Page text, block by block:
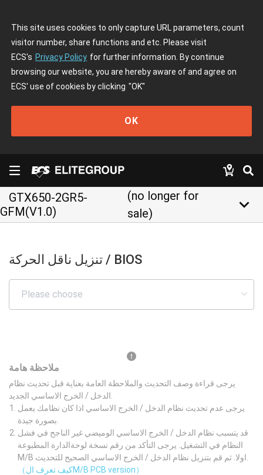
This site uses cookies to only capture URL parameters, count
visitor number, share functions and etc. Please visit
ECS's Privacy Policy for further information. By continue
browsing our website, you are hereby aware of and agree on
ECS' use of cookies by clicking "OK"
OK
GTX650-2GR5-
GFM(V1.0)
(no longer for
sale)
keyboard_arrow_down
تنزيل ناقل الحركة / BIOS
ملاحظة هامة
يرجى قراءة وصف التحديث والملاحظة العامة بعناية قبل تحديث نظام
يرجى عدم تحديث نظام الدخل / الخرج الاساسي اذا كان نظامك يعمل
قد يتسبب نظام الدخل / الخرج الاساسي الوميضي غير الناجح في فشل
النظام في التشغيل. يرجى التأكد من رقم نسخة لوحةالدارة المطبوعة
（كيف تعرف الM/B PCB version）